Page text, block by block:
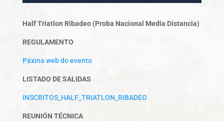
Half Triatlon Ribadeo (Proba Nacional Media Distancia)
REGULAMENTO
Páxina web do evento
LISTADO DE SALIDAS
INSCRITOS_HALF_TRIATLON_RIBADEO
REUNIÓN TÉCNICA